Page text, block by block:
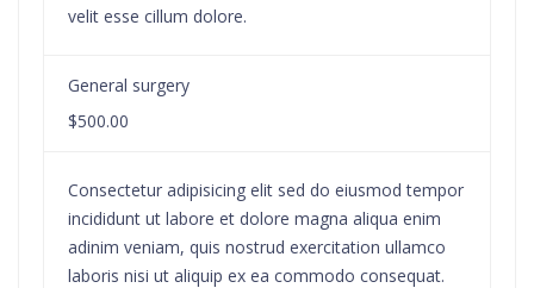
velit esse cillum dolore.
General surgery
$500.00
Consectetur adipisicing elit sed do eiusmod tempor
incididunt ut labore et dolore magna aliqua enim
adinim veniam, quis nostrud exercitation ullamco
laboris nisi ut aliquip ex ea commodo consequat.